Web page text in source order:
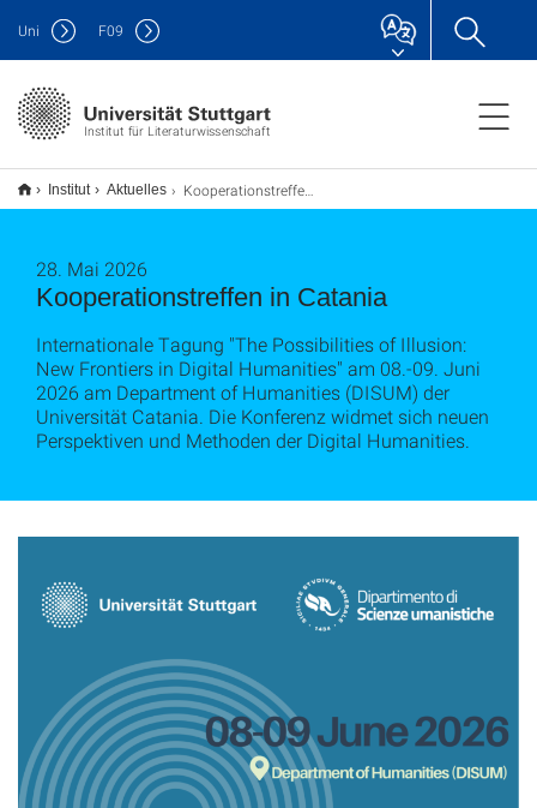
Institut für Literaturwissenschaft
Uni F09
Institut Aktuelles Kooperationstreffen in Catania
Kooperationstreffen in Catania
28. Mai 2026
Internationale Tagung "The Possibilities of Illusion:
New Frontiers in Digital Humanities" am 08.-09. Juni
2026 am Department of Humanities (DISUM) der
Universität Catania. Die Konferenz widmet sich neuen
Perspektiven und Methoden der Digital Humanities.